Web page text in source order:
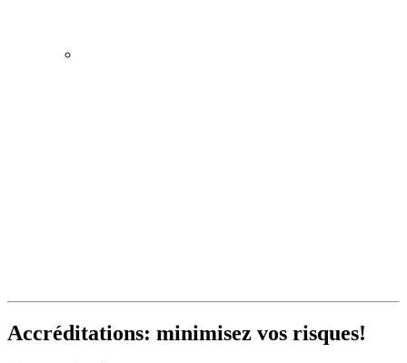
Accréditations: minimisez vos risques!